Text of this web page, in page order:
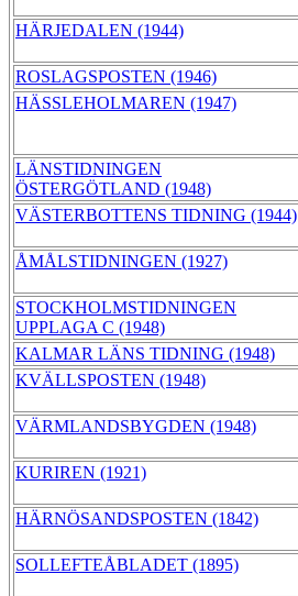
HÄRJEDALEN (1944)
ROSLAGSPOSTEN (1946)
HÄSSLEHOLMAREN (1947)
LÄNSTIDNINGEN
ÖSTERGÖTLAND (1948)
VÄSTERBOTTENS TIDNING (1944)
ÅMÅLSTIDNINGEN (1927)
STOCKHOLMSTIDNINGEN
UPPLAGA C (1948)
KALMAR LÄNS TIDNING (1948)
KVÄLLSPOSTEN (1948)
VÄRMLANDSBYGDEN (1948)
KURIREN (1921)
HÄRNÖSANDSPOSTEN (1842)
SOLLEFTEÅBLADET (1895)